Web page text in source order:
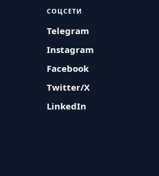
СОЦСЕТИ
Telegram
Instagram
Facebook
Twitter/X
LinkedIn